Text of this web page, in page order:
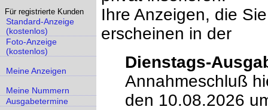
Für registrierte Kunden
Standard-Anzeige
(kostenlos)
Foto-Anzeige
(kostenlos)
Meine Anzeigen
Meine Nummern
Ausgabetermine
Ihre Anzeigen, die
erscheinen in der
Dienstags-
Annahmeschluß
den 10.08.2026